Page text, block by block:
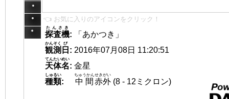
👈 お気に入りのアイコンをクリック！
探査機
たんさき
:
「あかつき」
観測
かんそく
日
び
: 2016年07月08日 11:20:51
天体名
てんたいめい
: 金星
種類
しゅるい
: 中間
ちゅうかん
赤外
せきがい
(8 - 12ミクロン)